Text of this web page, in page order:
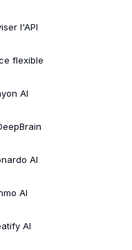
l'API
flexible
AI
AI
AI
AI